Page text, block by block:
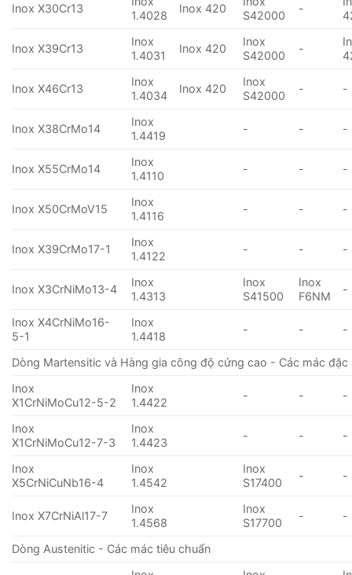
Inox X30Cr13
1.4028
Inox 420
S42000
-
Inox X39Cr13
Inox
1.4031
Inox 420
Inox
S42000
-
Inox X46Cr13
Inox
1.4034
Inox 420
Inox
S42000
- -
Inox X38CrMo14
Inox
1.4419
- - -
Inox X55CrMo14
Inox
1.4110
- - -
Inox X50CrMoV15
Inox
1.4116
- - -
Inox X39CrMo17-1
Inox
1.4122
- - -
Inox X3CrNiMo13-4
Inox
1.4313
Inox
S41500
Inox
F6NM
-
Inox X4CrNiMo16-
5-1
Inox
1.4418
- - -
Dòng Martensitic và Hàng gia công độ cứng cao - Các mác đặc
Inox
X1CrNiMoCu12-5-2
Inox
1.4422
- - -
Inox
X1CrNiMoCu12-7-3
Inox
1.4423
- - -
Inox
X5CrNiCuNb16-4
Inox
1.4542
Inox
S17400
- -
Inox X7CrNiAl17-7
Inox
1.4568
Inox
S17700
- -
Dòng Austenitic - Các mác tiêu chuẩn